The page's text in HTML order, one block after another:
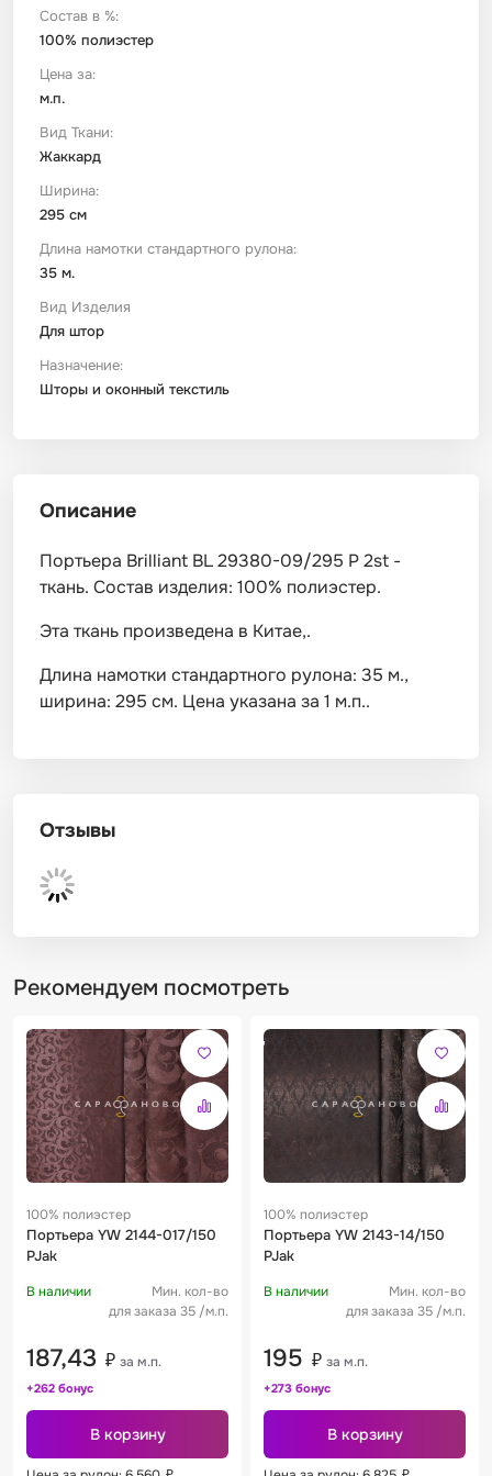
Состав в %:
100% полиэстер
Цена за:
м.п.
Вид Ткани:
Жаккард
Ширина:
295 см
Длина намотки стандартного рулона:
35 м.
Вид Изделия
Для штор
Назначение:
Шторы и оконный текстиль
Описание
Портьера Brilliant BL 29380-09/295 P 2st -
ткань. Состав изделия: 100% полиэстер.
Эта ткань произведена в Китае,.
Длина намотки стандартного рулона: 35 м.,
ширина: 295 см. Цена указана за 1 м.п..
Отзывы
Рекомендуем посмотреть
100% полиэстер
Портьера YW 2144-017/150
PJak
В наличии
Мин. кол-во
для заказа 35 /м.п.
187,43 ₽ за м.п.
+262 бонус
В корзину
100% полиэстер
Портьера YW 2143-14/150
PJak
В наличии
Мин. кол-во
для заказа 35 /м.п.
195 ₽ за м.п.
+273 бонус
В корзину
Штапель